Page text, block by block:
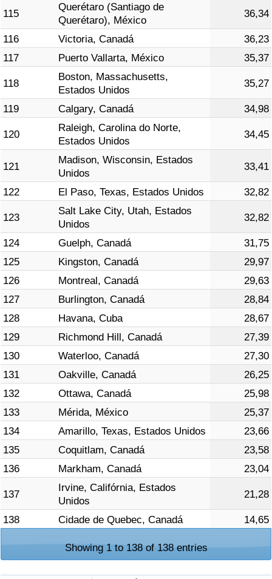
115
Querétaro (Santiago de
Querétaro), México
36,34
116 Victoria, Canadá
36,23
117
Puerto Vallarta, México 35,37
118
Boston, Massachusetts,
Estados Unidos
35,27
119 Calgary, Canadá 34,98
120
Raleigh, Carolina do Norte,
Estados Unidos
34,45
121
Madison, Wisconsin, Estados
Unidos
33,41
122 El Paso, Texas, Estados Unidos 32,82
123
Salt Lake City, Utah, Estados
Unidos
32,82
124 Guelph, Canadá
31,75
125
Kingston, Canadá
29,97
126
Montreal, Canadá
29,63
127
Burlington, Canadá
28,84
128
Havana, Cuba
28,67
129
Richmond Hill, Canadá
27,39
130
Waterloo, Canadá
27,30
131
Oakville, Canadá
26,25
132
Ottawa, Canadá
25,98
133
Mérida, México
25,37
134
Amarillo, Texas, Estados Unidos
23,66
135
Coquitlam, Canadá
23,58
136
Markham, Canadá 23,04
137
Irvine, Califórnia, Estados
Unidos
21,28
138 Cidade de Quebec, Canadá 14,65
Showing 1 to 138 of 138 entries